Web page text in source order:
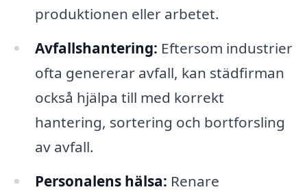
produktionen eller arbetet.
Avfallshantering: Eftersom industrier
ofta genererar avfall, kan städfirman
också hjälpa till med korrekt
hantering, sortering och bortforsling
av avfall.
Personalens hälsa: Renare